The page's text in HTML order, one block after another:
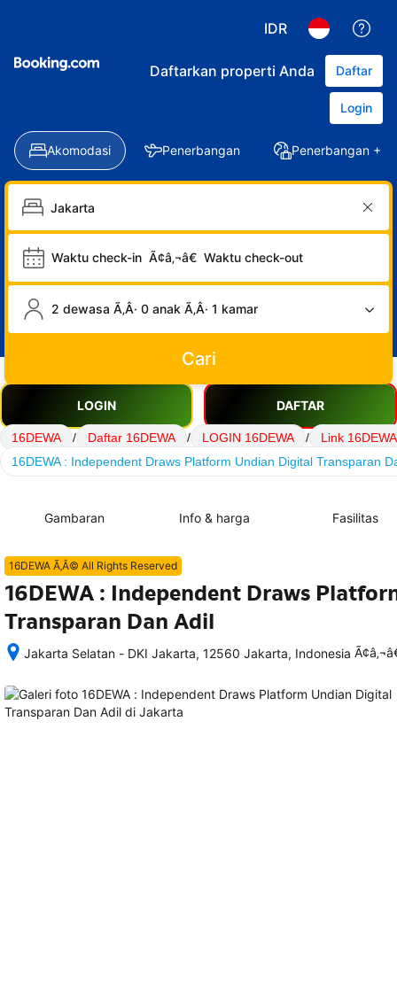
IDR
Daftarkan properti Anda Daftar
Login
Akomodasi Penerbangan Penerbangan +
Waktu check-in Ã¢â‚¬â€ Waktu check-out
2 dewasa Ã‚Â· 0 anak Ã‚Â· 1 kamar
Cari
LOGIN DAFTAR
16DEWA / Daftar 16DEWA / LOGIN 16DEWA /
Link 16DEWA
16DEWA : Independent Draws Platform Undian Digital Transparan
Gambaran Info & harga Fasilitas
16DEWA Ã‚Â© All Rights Reserved
16DEWA : Independent Draws
Transparan Dan Adil
Jakarta Selatan - DKI Jakarta, 12560 Jakarta, Indonesia
memesan,
rincian